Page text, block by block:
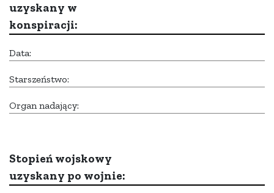
uzyskany w
konspiracji:
Data:
Starszeństwo:
Organ nadający:
Stopień wojskowy
uzyskany po wojnie: